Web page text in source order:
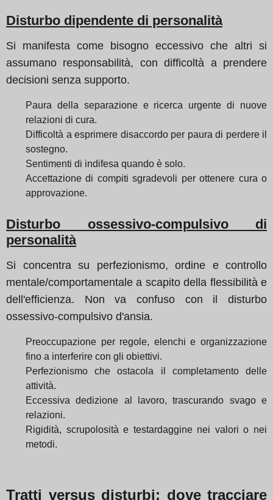
Disturbo dipendente di personalità
Si manifesta come bisogno eccessivo che altri si
assumano responsabilità, con difficoltà a prendere
decisioni senza supporto.
Paura della separazione e ricerca urgente di nuove
relazioni di cura.
Difficoltà a esprimere disaccordo per paura di perdere il
sostegno.
Sentimenti di indifesa quando è solo.
Accettazione di compiti sgradevoli per ottenere cura o
approvazione.
Disturbo ossessivo-compulsivo di
personalità
Si concentra su perfezionismo, ordine e controllo
mentale/comportamentale a scapito della flessibilità e
dell'efficienza. Non va confuso con il disturbo
ossessivo-compulsivo d'ansia.
Preoccupazione per regole, elenchi e organizzazione
fino a interferire con gli obiettivi.
Perfezionismo che ostacola il completamento delle
attività.
Eccessiva dedizione al lavoro, trascurando svago e
relazioni.
Rigidità, scrupolosità e testardaggine nei valori o nei
metodi.
Tratti versus disturbi: dove tracciare